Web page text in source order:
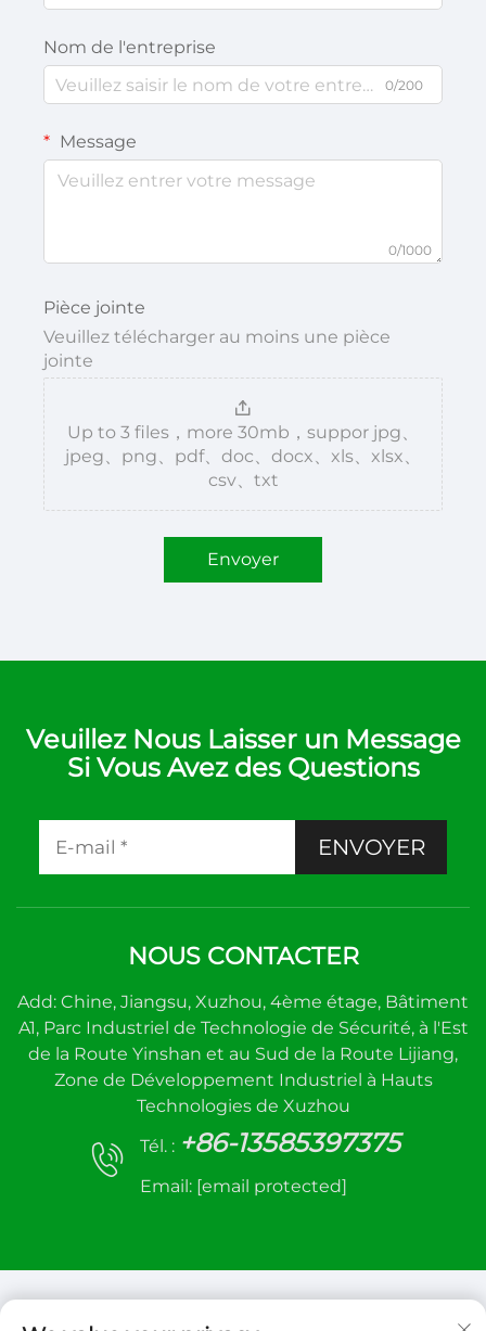
Nom de l'entreprise
0/200
Message
0/1000
Pièce jointe
Veuillez télécharger au moins une pièce
jointe
Up to 3 files，more 30mb，suppor jpg、
jpeg、png、pdf、doc、docx、xls、xlsx、
csv、txt
Envoyer
Veuillez Nous Laisser un Message
Si Vous Avez des Questions
ENVOYER
NOUS CONTACTER
Add: Chine, Jiangsu, Xuzhou, 4ème étage, Bâtiment
A1, Parc Industriel de Technologie de Sécurité, à l'Est
de la Route Yinshan et au Sud de la Route Lijiang,
Zone de Développement Industriel à Hauts
Technologies de Xuzhou
Tél. : +86-13585397375
Email: [email protected]